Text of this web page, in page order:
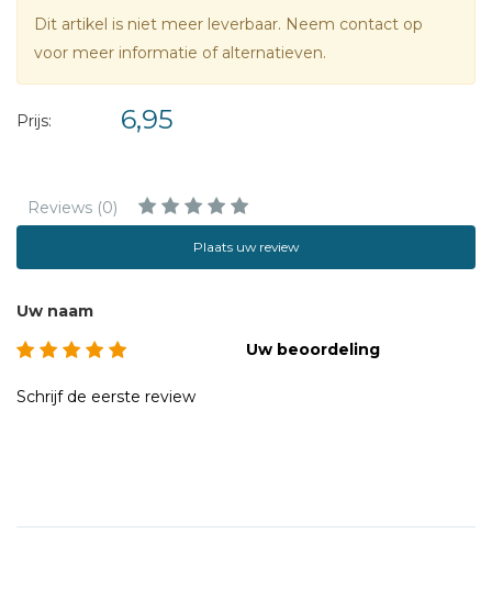
Dit artikel is niet meer leverbaar. Neem contact op
voor meer informatie of alternatieven.
Prijs: 6,95
Reviews (0)
Plaats uw review
Uw naam
Uw beoordeling
Schrijf de eerste review